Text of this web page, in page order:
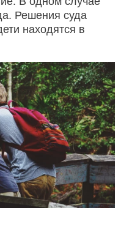
Решения суда
находятся в